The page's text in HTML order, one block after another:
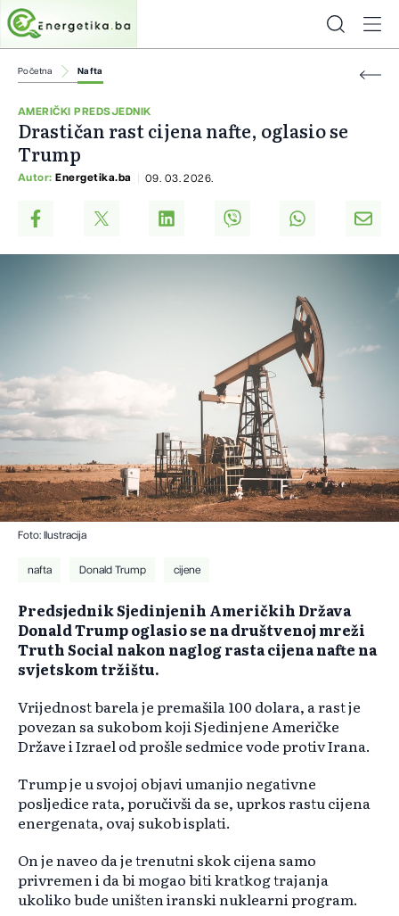
Početna Nafta
AMERIČKI PREDSJEDNIK
Drastičan rast cijena nafte, oglasio se
Trump
Autor: Energetika.ba 09. 03. 2026.
Foto: Ilustracija
nafta Donald Trump cijene
Predsjednik Sjedinjenih Američkih Država
Donald Trump oglasio se na društvenoj mreži
Truth Social nakon naglog rasta cijena nafte na
svjetskom tržištu.
Vrijednost barela je premašila 100 dolara, a rast je
povezan sa sukobom koji Sjedinjene Američke
Države i Izrael od prošle sedmice vode protiv Irana.
Trump je u svojoj objavi umanjio negativne
posljedice rata, poručivši da se, uprkos rastu cijena
energenata, ovaj sukob isplati.
On je naveo da je trenutni skok cijena samo
privremen i da bi mogao biti kratkog trajanja
ukoliko bude uništen iranski nuklearni program.